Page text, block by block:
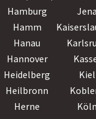
Hamburg Jena
Hamm
Hanau
Hannover
Heidelberg Kiel
Heilbronn
Herne Köln